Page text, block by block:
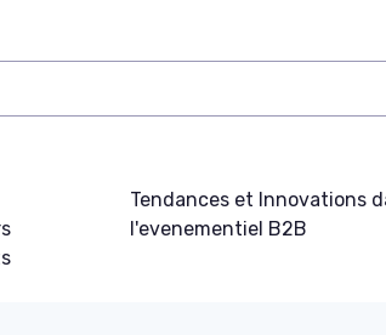
Tendances et Innovations
l'evenementiel B2B